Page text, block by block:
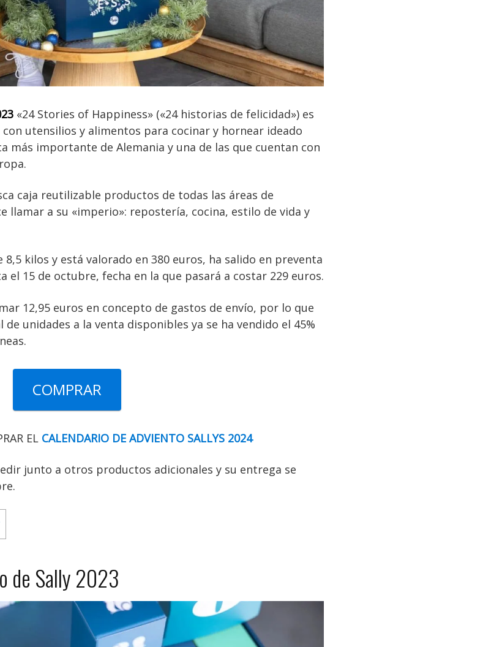
«24 Stories of Happiness» («24 historias de felicidad») es
utensilios y alimentos para cocinar y hornear ideado
más importante de Alemania y una de las que cuentan con
caja reutilizable productos de todas las áreas de
llamar a su «imperio»: repostería, cocina, estilo de vida y
kilos y está valorado en 380 euros, ha salido en preventa
el 15 de octubre, fecha en la que pasará a costar 229 euros.
12,95 euros en concepto de gastos de envío, por lo que
de unidades a la venta disponibles ya se ha vendido el 45%
COMPRAR
EL CALENDARIO DE ADVIENTO SALLYS 2024
junto a otros productos adicionales y su entrega se
de Sally 2023